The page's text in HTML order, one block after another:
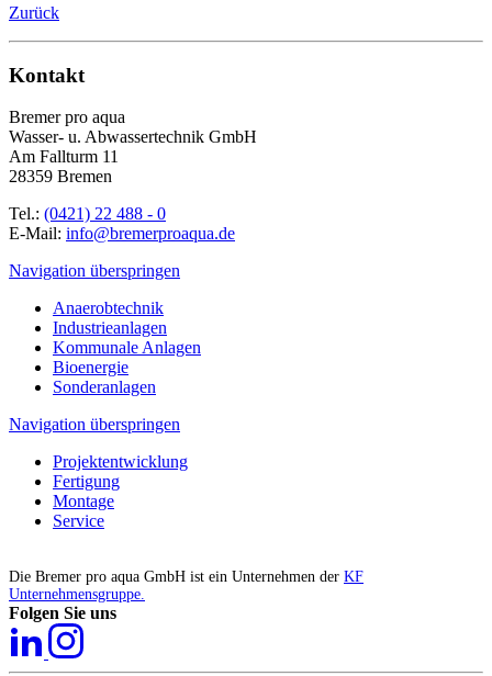
Zurück
Kontakt
Bremer pro aqua
Wasser- u. Abwassertechnik GmbH
Am Fallturm 11
28359 Bremen
Tel.: (0421) 22 488 - 0
E-Mail: info@bremerproaqua.de
Navigation überspringen
Anaerobtechnik
Industrieanlagen
Kommunale Anlagen
Bioenergie
Sonderanlagen
Navigation überspringen
Projektentwicklung
Fertigung
Montage
Service
Die Bremer pro aqua GmbH ist ein Unternehmen der KF
Unternehmensgruppe.
Folgen Sie uns